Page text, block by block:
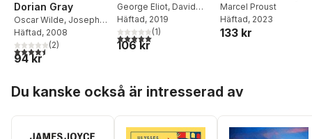
Dorian Gray
Oscar Wilde, Joseph
Bristow
Häftad, 2008
4,5utav 5 stjärnor. Totalt antal röster:
(2)
94 kr
George Eliot, David
Carroll
Häftad, 2019
5,0utav 5 stjärnor. Totalt antal röster:
(1)
106 kr
Marcel Proust
Häftad, 2023
133 kr
Du kanske också är intresserad av